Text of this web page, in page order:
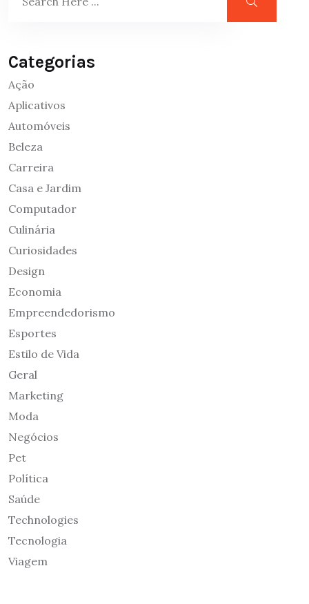
Categorias
Ação
Aplicativos
Automóveis
Beleza
Carreira
Casa e Jardim
Computador
Culinária
Curiosidades
Design
Economia
Empreendedorismo
Esportes
Estilo de Vida
Geral
Marketing
Moda
Negócios
Pet
Política
Saúde
Technologies
Tecnologia
Viagem